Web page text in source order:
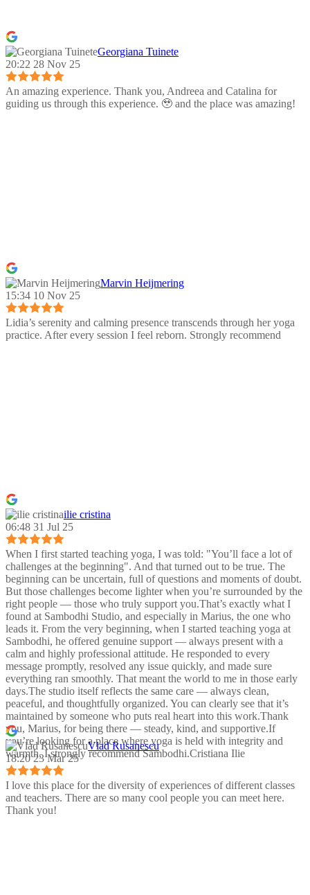
Georgiana Tuinete
20:22 28 Nov 25
An amazing experience. Thank you, Andreea and Catalina for
guiding us through this experience. 🥹 and the place was amazing!
Marvin Heijmering
15:34 10 Nov 25
Lidia’s serenity and calming presence transcends through her yoga
practice. After every session I feel reborn. Strongly recommend
ilie cristina
06:48 31 Jul 25
When I first started teaching yoga, I was told: "You’ll face a lot of
challenges at the beginning". And that turned out to be true. The
beginning can be uncertain, full of questions and moments of doubt.
But those challenges become lighter when you’re surrounded by the
right people — those who truly support you.That’s exactly what I
found at Sambodhi Studio, and especially in Marius, the one who
leads it. From the very beginning, when I started teaching yoga at
Sambodhi, he offered genuine support — always present with a
calm and highly professional attitude. He responded to every
message promptly, resolved any issue quickly, and made sure
everything ran smoothly. That meant the world to me in those early
days.The studio itself reflects the same care — always clean,
peaceful, and thoughtfully organized. You can clearly see that it’s
maintained by someone who puts real heart into this work.Thank
you, Marius, for being there — steady, kind, and supportive.If
you’re looking for a place where yoga is held with integrity and
warmth, I strongly recommend Sambodhi.Cristiana Ilie
Vlad Rusanescu
18:20 23 Mar 25
I love this place for the diversity of experiences of different classes
and teachers. There are so many cool people you can meet here.
Thank you!